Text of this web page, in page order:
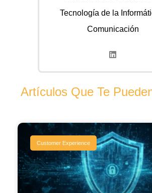
Tecnología de la
Comunicación
Artículos Que Te
Customer Experience